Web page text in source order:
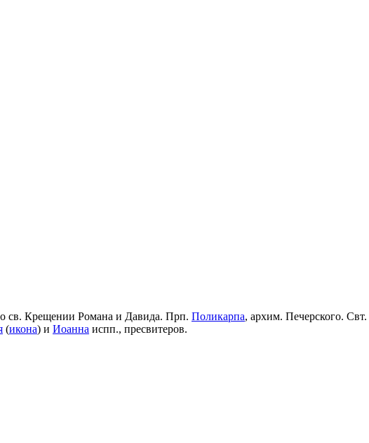
св. Крещении Романа и Давида. Прп. Поликарпа, архим. Печерского. Свт.
(икона) и Иоанна испп., пресвитеров.